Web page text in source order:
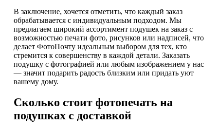
В заключение, хочется отметить, что каждый заказ
обрабатывается с индивидуальным подходом. Мы
предлагаем широкий ассортимент подушек на заказ с
возможностью печати фото, рисунков или надписей, что
делает ФотоПочту идеальным выбором для тех, кто
стремится к совершенству в каждой детали. Заказать
подушку с фотографией или любым изображением у нас
— значит подарить радость близким или придать уют
вашему дому.
Сколько стоит фотопечать на
подушках с доставкой